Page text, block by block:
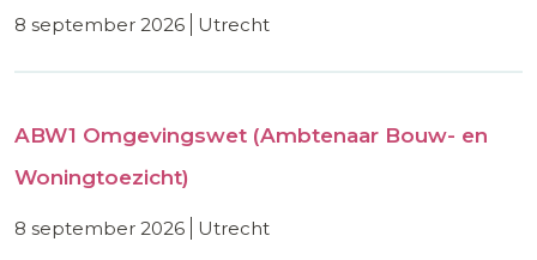
8 september 2026 utrecht
ABW1 Omgevingswet (Ambtenaar Bouw- en
Woningtoezicht)
8 september 2026 utrecht